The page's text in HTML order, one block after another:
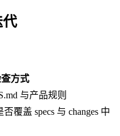
代
方式
与产品规则
覆盖 specs 与 changes 中